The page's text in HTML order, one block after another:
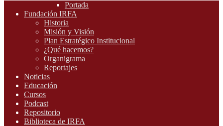
Portada
Fundación IRFA
Historia
Misión y Visión
Plan Estratégico Institucional
¿Qué hacemos?
Organigrama
Reportajes
Noticias
Educación
Cursos
Podcast
Repositorio
Biblioteca de IRFA